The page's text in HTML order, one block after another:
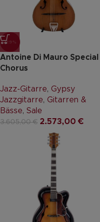
-29%
Antoine Di Mauro Special
Chorus
Jazz-Gitarre, Gypsy
Jazzgitarre, Gitarren &
Bässe, Sale
3.605,00€ 2.573,00 €